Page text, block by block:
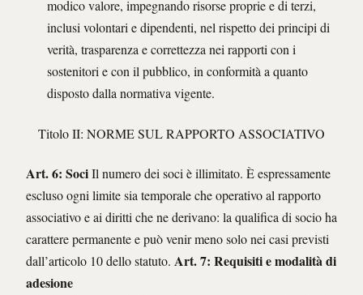
modico valore, impegnando risorse proprie e di terzi,
inclusi volontari e dipendenti, nel rispetto dei principi di
verità, trasparenza e correttezza nei rapporti con i
sostenitori e con il pubblico, in conformità a quanto
disposto dalla normativa vigente.
Titolo II: NORME SUL RAPPORTO ASSOCIATIVO
Art. 6: SociIl numero dei soci è illimitato. È espressamente
escluso ogni limite sia temporale che operativo al rapporto
associativo e ai diritti che ne derivano: la qualifica di socio ha
carattere permanente e può venir meno solo nei casi previsti
dall’articolo 10 dello statuto. Art. 7: Requisiti e modalità di
adesione